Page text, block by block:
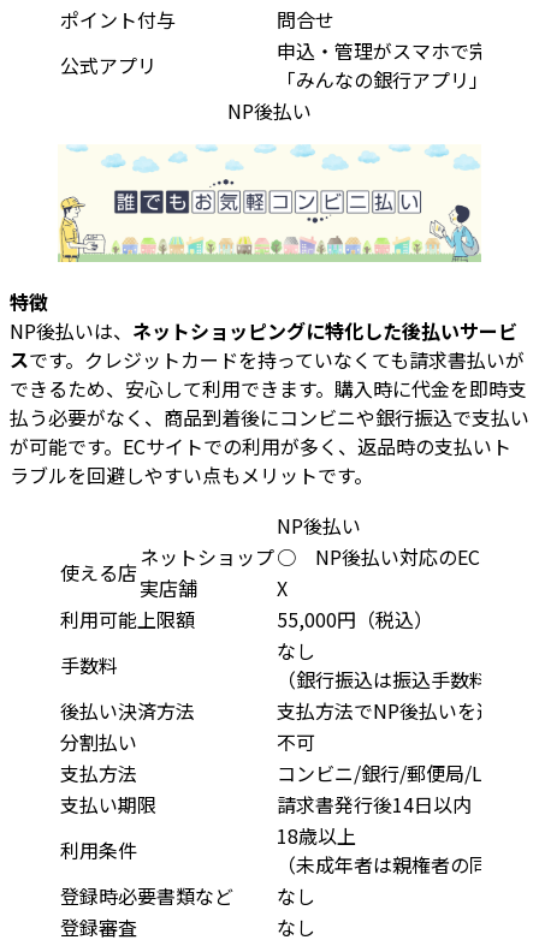
ポイント付与
問合せ
公式アプリ
申込・管理がスマホで完結
「みんなの銀行アプリ」
NP後払い
特徴
NP後払いは、 ネットショッピングに特化した後払いサービ
スです。クレジットカードを持っていなくても請求書払いが
できるため、安心して利用できます。購入時に代金を即時支
払う必要がなく、商品到着後にコンビニや銀行振込で支払い
が可能です。ECサイトでの利用が多く、返品時の支払いト
ラブルを回避しやすい点もメリットです。
NP後払い
使える店
ネットショップ○ NP後払い対応のECサイ
実店舗
X
利用可能上限額
55,000円（税込）
手数料
なし
（銀行振込は振込手数料）
後払い決済方法
支払方法でNP後払いを選択
分割払い
不可
支払方法
コンビニ/銀行/郵便局/LINE
支払い期限
請求書発行後14日以内
利用条件
18歳以上
（未成年者は親権者の同意）
登録時必要書類など
なし
登録審査
なし